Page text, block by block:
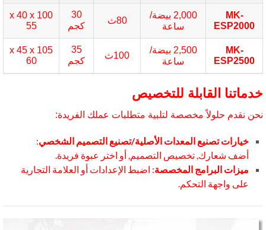
MK-
ESP2000
2,000 بيضة/
ساعة
80ث
30
كجم
100 x 40 x
55
MK-
ESP2500
2,500 بيضة/
ساعة
100ث
35
كجم
105 x 45 x
60
القابلة للتخصيص
نقدم حلولاً مخصصة لتلبية متطلبات عملك الفريدة:
خيارات تصنيع المعدات الأصلية/تصنيع التصميم الشخصي:
أضف شعارك, تخصيص التصميم, أو اختر عبوة فريدة.
ميزات البرامج المخصصة: اضبط الإعدادات أو العلامة التجارية
على واجهة التحكم.